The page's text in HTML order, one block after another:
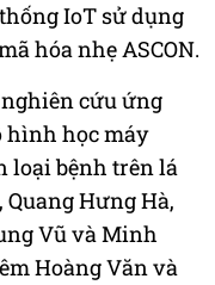
IoT sử dụng
hóa nhẹ ASCON.
cứu ứng
hình học máy
loại bệnh trên lá
Quang Hưng Hà,
Vũ và Minh
Hoàng Văn và